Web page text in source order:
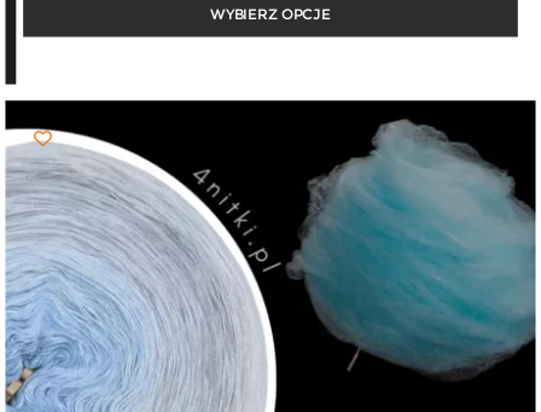
do
WYBIERZ OPCJE